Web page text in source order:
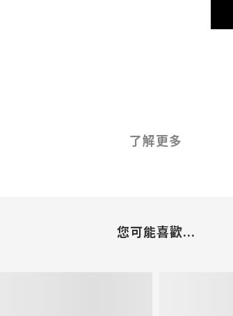
了解更多
您可能喜歡...